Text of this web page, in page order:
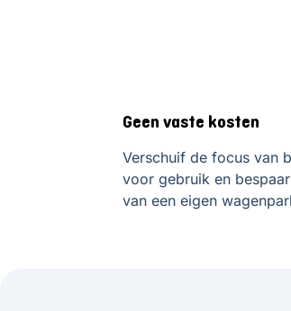
Geen vaste kosten
Verschuif de focus van
voor gebruik en
van een eigen